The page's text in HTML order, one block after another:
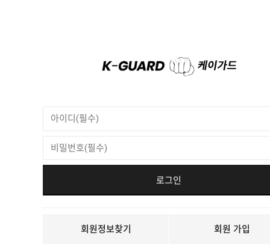
회원정보찾기 회원 가입